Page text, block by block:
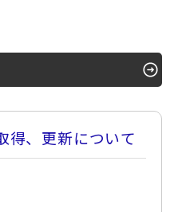
得、更新について